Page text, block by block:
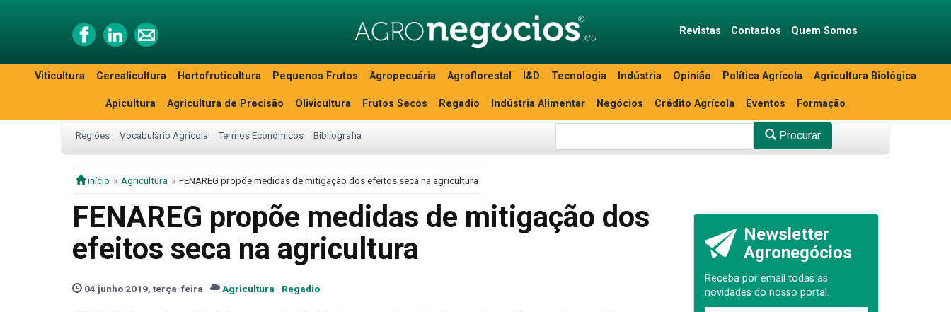
Revistas Contactos Quem Somos
Viticultura Cerealicultura Hortofruticultura Pequenos Frutos Agropecuária Agroflorestal I&D Tecnologia Indústria Opinião Política Agrícola Agricultura Biológica
Apicultura Agricultura de Precisão Olivicultura Frutos Secos Regadio Indústria Alimentar Negócios Crédito Agrícola Eventos Formação
Regiões Vocabulário Agrícola Termos Económicos Bibliografia Procurar
início Agricultura FENAREG propõe medidas de mitigação dos efeitos seca na agricultura
FENAREG propõe medidas de mitigação dos
efeitos seca na agricultura
04 junho 2019, terça-feira Agricultura Regadio
Newsletter
Agronegócios
Receba por email todas as
novidades do nosso portal.